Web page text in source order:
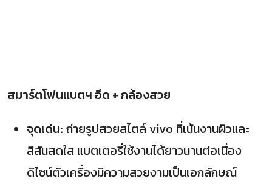
สมาร์ตโฟนแบตฯ อึด + กล้องสวย
จุดเด่น: ถ่ายรูปสวยสไตล์ vivo ที่เน้นงานผิวและ
สีสันสดใส แบตเตอรี่ใช้งานได้ยาวนานต่อเนื่อง
ดีไซน์ตัวเครื่องมีความสวยงามเป็นเอกลักษณ์